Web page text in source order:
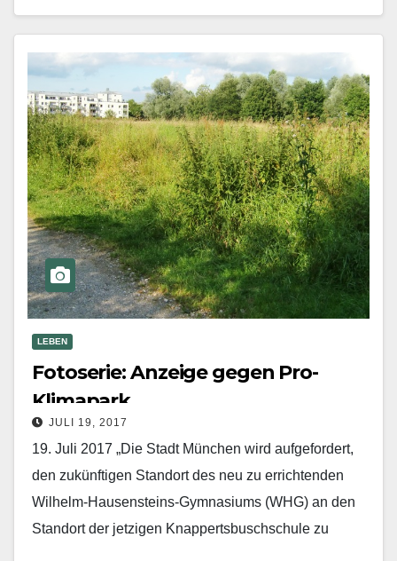
LEBEN
Fotoserie: Anzeige gegen Pro-
Klimapark
JULI 19, 2017
19. Juli 2017 „Die Stadt München wird aufgefordert,
den zukünftigen Standort des neu zu errichtenden
Wilhelm-Hausensteins-Gymnasiums (WHG) an den
Standort der jetzigen Knappertsbuschschule zu